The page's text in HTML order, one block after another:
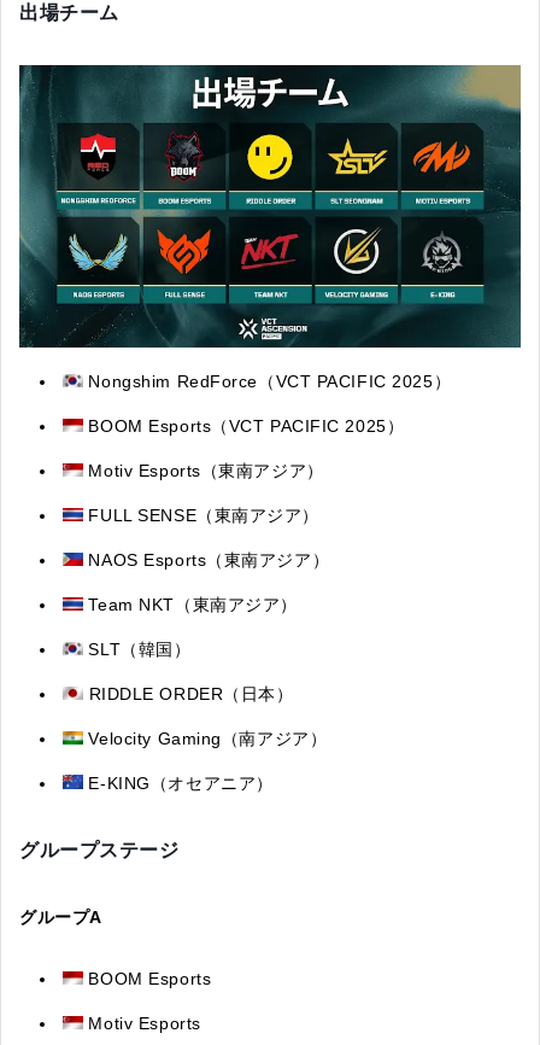
出場チーム
Nongshim RedForce（VCT PACIFIC 2025）
BOOM Esports（VCT PACIFIC 2025）
Motiv Esports（東南アジア）
FULL SENSE（東南アジア）
NAOS Esports（東南アジア）
Team NKT（東南アジア）
SLT（韓国）
RIDDLE ORDER（ 日本）
Velocity Gaming（南アジア）
E-KING（オセアニア）
グループステージ
グループA
BOOM Esports
Motiv Esports